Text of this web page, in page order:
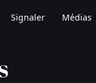
Signaler Médias